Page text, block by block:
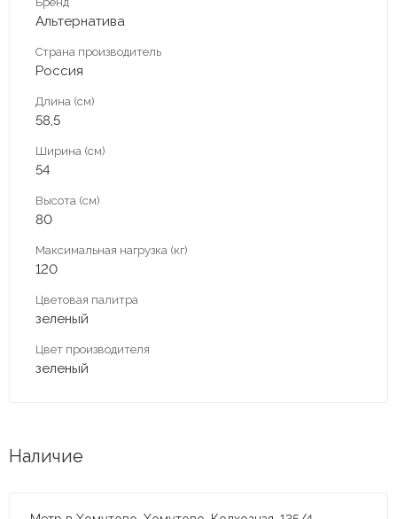
Альтернатива
Страна производитель
Россия
Длина (см)
58,5
Ширина (см)
54
Высота (см)
80
Максимальная нагрузка (кг)
120
Цветовая палитра
зеленый
Цвет производителя
зеленый
Наличие